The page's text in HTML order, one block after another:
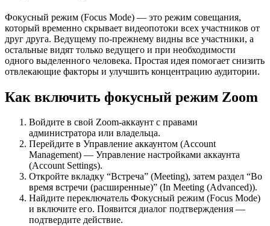
Фокусный режим (Focus Mode) — это режим совещания,
который временно скрывает видеопотоки всех участников от
друг друга. Ведущему по-прежнему видны все участники, а
остальные видят только ведущего и при необходимости
одного выделенного человека. Простая идея помогает снизить
отвлекающие факторы и улучшить концентрацию аудитории.
Как включить фокусный режим Zoom
Войдите в свой Zoom-аккаунт с правами
администратора или владельца.
Перейдите в Управление аккаунтом (Account
Management) — Управление настройками аккаунта
(Account Settings).
Откройте вкладку “Встреча” (Meeting), затем раздел “Во
время встречи (расширенные)” (In Meeting (Advanced)).
Найдите переключатель Фокусный режим (Focus Mode)
и включите его. Появится диалог подтверждения —
подтвердите действие.